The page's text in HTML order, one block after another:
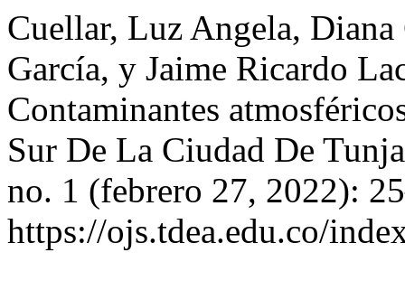
Cuellar, Luz Angela,
García, y Jaime Ricardo
Contaminantes
Sur De La Ciudad De
no. 1 (febrero 27, 2022):
https://ojs.tdea.edu.co/